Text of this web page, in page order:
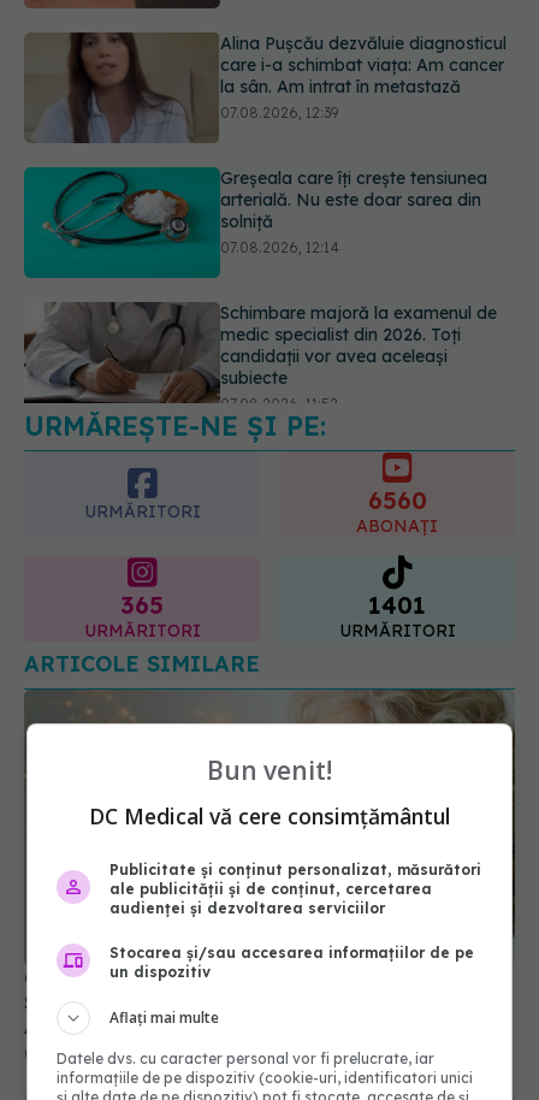
la sân. Am intrat în metastază
07.08.2026, 12:39
solniță
07.08.2026, 12:14
candidații vor avea aceleași
subiecte
07.08.2026, 11:52
Cât durează simptomele
menopauzei?
URMĂREȘTE-NE ȘI PE:
URMĂRITORI 6560
ABONAȚI
365
URMĂRITORI
1401
URMĂRITORI
ARTICOLE SIMILARE
Ce se întâmplă în creierul tău după 50 de ani.
Schimbarea invizibilă care deschide drumul spre
Alzheimer
04 aug 2026, 07:44
Bun venit!
DC Medical vă cere consimțământul
Publicitate și conținut personalizat, măsurători
ale publicității și de conținut, cercetarea
audienței și dezvoltarea serviciilor
Stocarea și/sau accesarea informațiilor de pe
un dispozitiv
Aflați mai multe
Datele dvs. cu caracter personal vor fi prelucrate, iar
informațiile de pe dispozitiv (cookie-uri, identificatori unici